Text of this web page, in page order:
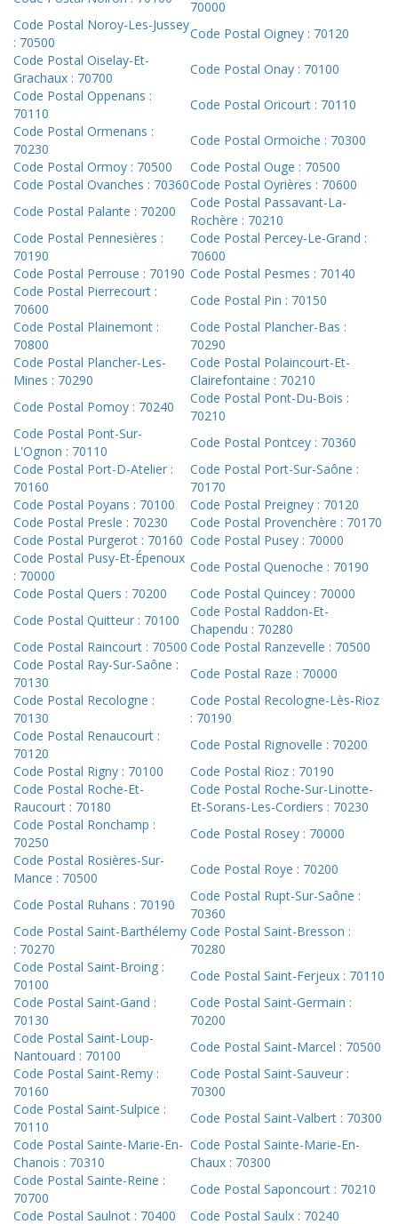
70000
Code Postal Noroy-Les-Jussey
: 70500
Code Postal Oigney : 70120
Code Postal Oiselay-Et-
Grachaux : 70700
Code Postal Onay : 70100
Code Postal Oppenans :
70110
Code Postal Oricourt : 70110
Code Postal Ormenans :
70230
Code Postal Ormoiche : 70300
Code Postal Ormoy : 70500
Code Postal Ouge : 70500
Code Postal Ovanches : 70360Code Postal Oyrières : 70600
Code Postal Palante : 70200
Code Postal Passavant-La-
Rochère : 70210
Code Postal Pennesières :
70190
Code Postal Percey-Le-Grand :
70600
Code Postal Perrouse : 70190 Code Postal Pesmes : 70140
Code Postal Pierrecourt :
70600
Code Postal Pin : 70150
Code Postal Plainemont :
70800
Code Postal Plancher-Bas :
70290
Code Postal Plancher-Les-
Mines : 70290
Code Postal Polaincourt-Et-
Clairefontaine : 70210
Code Postal Pomoy : 70240
Code Postal Pont-Du-Bois :
70210
Code Postal Pont-Sur-
L'Ognon : 70110
Code Postal Pontcey : 70360
Code Postal Port-D-Atelier :
70160
Code Postal Port-Sur-Saône :
70170
Code Postal Poyans : 70100
Code Postal Preigney : 70120
Code Postal Presle : 70230
Code Postal Provenchère : 70170
Code Postal Purgerot : 70160 Code Postal Pusey : 70000
Code Postal Pusy-Et-Épenoux
: 70000
Code Postal Quenoche : 70190
Code Postal Quers : 70200
Code Postal Quincey : 70000
Code Postal Quitteur : 70100
Code Postal Raddon-Et-
Chapendu : 70280
Code Postal Raincourt : 70500 Code Postal Ranzevelle : 70500
Code Postal Ray-Sur-Saône :
70130
Code Postal Raze : 70000
Code Postal Recologne :
70130
Code Postal Recologne-Lès-Rioz
: 70190
Code Postal Renaucourt :
70120
Code Postal Rignovelle : 70200
Code Postal Rigny : 70100
Code Postal Rioz : 70190
Code Postal Roche-Et-
Raucourt : 70180
Code Postal Roche-Sur-Linotte-
Et-Sorans-Les-Cordiers : 70230
Code Postal Ronchamp :
70250
Code Postal Rosey : 70000
Code Postal Rosières-Sur-
Mance : 70500
Code Postal Roye : 70200
Code Postal Ruhans : 70190
Code Postal Rupt-Sur-Saône :
70360
Code Postal Saint-Barthélemy
: 70270
Code Postal Saint-Bresson :
70280
Code Postal Saint-Broing :
70100
Code Postal Saint-Ferjeux : 70110
Code Postal Saint-Gand :
70130
Code Postal Saint-Germain :
70200
Code Postal Saint-Loup-
Nantouard : 70100
Code Postal Saint-Marcel : 70500
Code Postal Saint-Remy :
70160
Code Postal Saint-Sauveur :
70300
Code Postal Saint-Sulpice :
70110
Code Postal Saint-Valbert : 70300
Code Postal Sainte-Marie-En-
Chanois : 70310
Code Postal Sainte-Marie-En-
Chaux : 70300
Code Postal Sainte-Reine :
70700
Code Postal Saponcourt : 70210
Code Postal Saulnot : 70400
Code Postal Saulx : 70240